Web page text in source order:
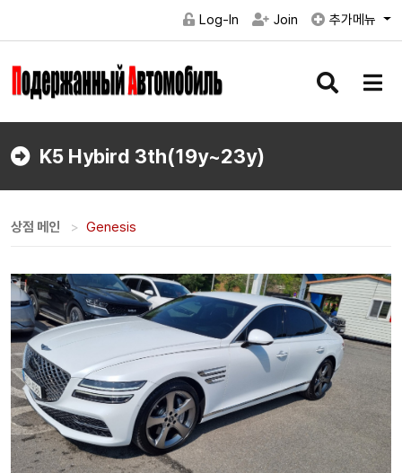
Log-In Join 추가메뉴
검
버
메
버
K5 Hybird 3th(19y~23y)
상점 메인 Genesis